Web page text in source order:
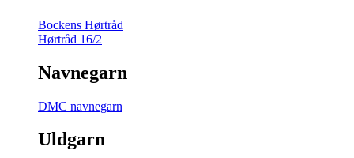
Bockens Hørtråd
Hørtråd 16/2
Navnegarn
DMC navnegarn
Uldgarn